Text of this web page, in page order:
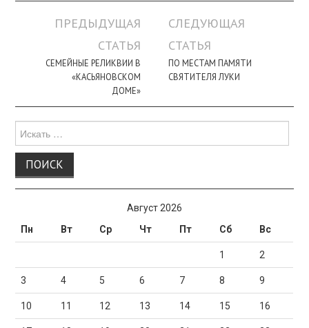
Навигация
записи
ПРЕДЫДУЩАЯ
СТАТЬЯ
СЕМЕЙНЫЕ РЕЛИКВИИ В
«КАСЬЯНОВСКОМ
ДОМЕ»
СЛЕДУЮЩАЯ
СТАТЬЯ
ПО МЕСТАМ ПАМЯТИ
СВЯТИТЕЛЯ ЛУКИ
для:
Август 2026
Пн
Вт Ср Чт Пт Сб Вс
1 2
3 4 5 6 7 8 9
10 11 12 13 14 15 16